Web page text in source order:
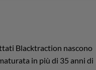
Blacktraction nascono
in più di 35 anni di